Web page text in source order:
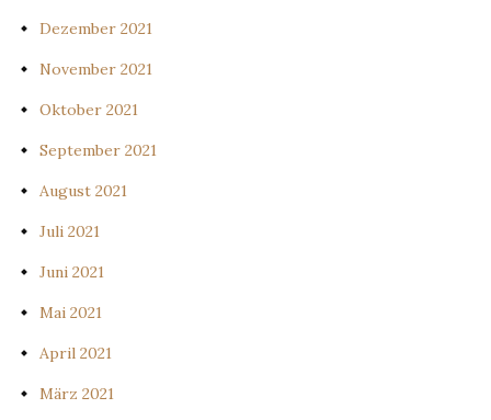
Dezember 2021
November 2021
Oktober 2021
September 2021
August 2021
Juli 2021
Juni 2021
Mai 2021
April 2021
März 2021